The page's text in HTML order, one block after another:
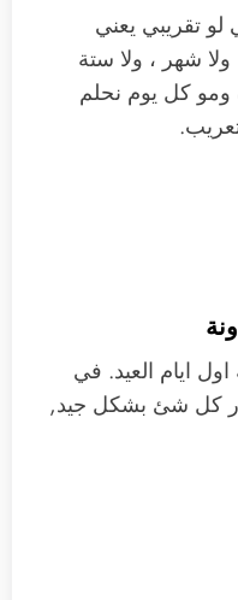
تقريبي يعني
ولا شهر ، ولا ستة
كل يوم نحلم
ايام العيد. في
كل شئ بشكل جيد,